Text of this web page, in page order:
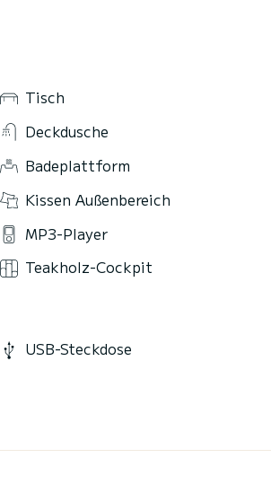
Tisch
Deckdusche
Badeplattform
Kissen Außenbereich
MP3-Player
Teakholz-Cockpit
USB-Steckdose